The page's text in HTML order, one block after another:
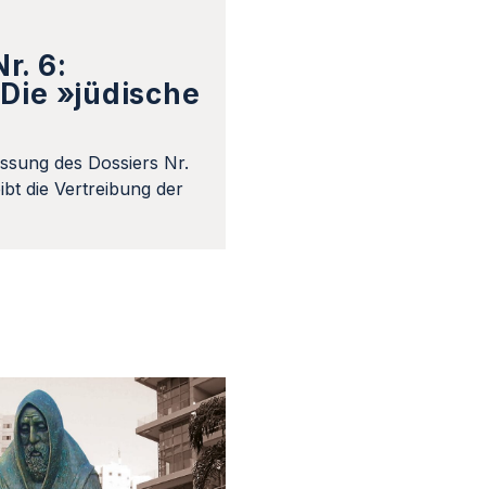
6:
»jüdische
des Dossiers Nr.
die Vertreibung der